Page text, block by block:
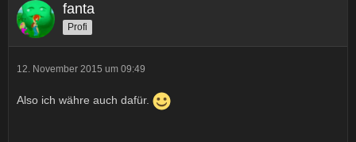
fanta
Profi
12. November 2015 um 09:49
Also ich währe auch dafür.